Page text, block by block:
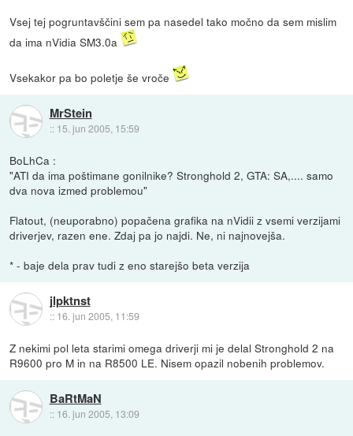
Vsej tej pogruntavščini sem pa nasedel tako močno da sem mislim
da ima nVidia SM3.0a
Vsekakor pa bo poletje še vroče
MrStein
:: 15. jun 2005, 15:59
BoLhCa :
"ATI da ima poštimane gonilnike? Stronghold 2, GTA: SA,.... samo
dva nova izmed problemou"
Flatout, (neuporabno) popačena grafika na nVidii z vsemi verzijami
driverjev, razen ene. Zdaj pa jo najdi. Ne, ni najnovejša.
* - baje dela prav tudi z eno starejšo beta verzija
jlpktnst
:: 16. jun 2005, 11:59
Z nekimi pol leta starimi omega driverji mi je delal Stronghold 2 na
R9600 pro M in na R8500 LE. Nisem opazil nobenih problemov.
BaRtMaN
:: 16. jun 2005, 13:09